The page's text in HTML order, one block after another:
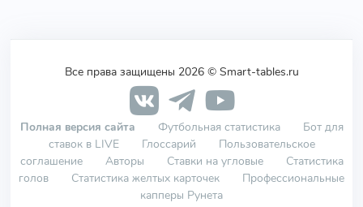
Все права защищены 2026 © Smart-tables.ru
Полная версия сайта Футбольная статистика
Бот для
ставок в LIVE
Глоссарий
Пользовательское
соглашение
Авторы Ставки на угловые
Статистика
голов
Статистика желтых карточек
Профессиональные
капперы Рунета